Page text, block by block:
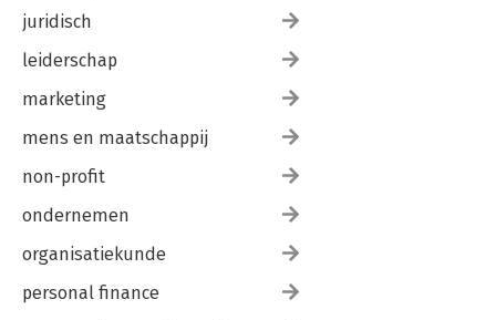
juridisch
leiderschap
marketing
mens en maatschappij
non-profit
ondernemen
organisatiekunde
personal finance